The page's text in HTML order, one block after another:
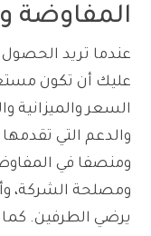
المفاوضة
عندما تريد
عليك أن تكون
السعر والميزانية
والدعم التي
ومنصفا في
ومصلحة الشركة،
يرضي الطرفين. كما